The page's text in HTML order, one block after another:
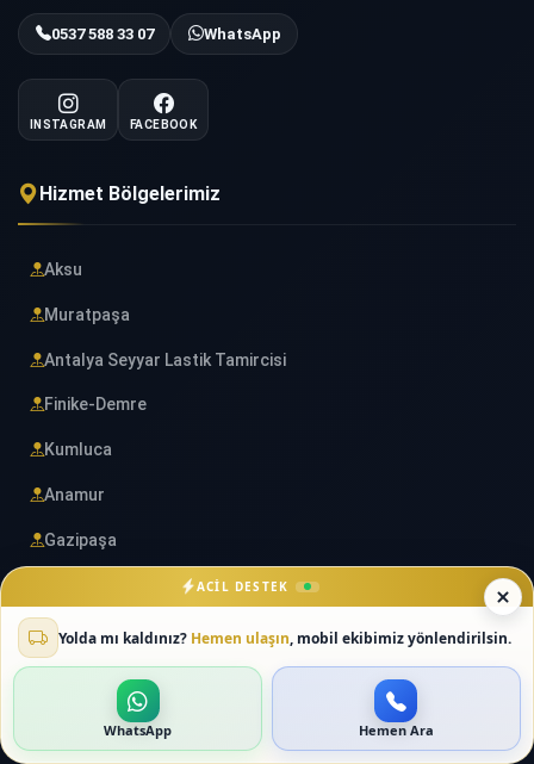
0537 588 33 07 WhatsApp
INSTAGRAM FACEBOOK
Hizmet Bölgelerimiz
Aksu
Muratpaşa
Antalya Seyyar Lastik Tamircisi
Finike-Demre
Kumluca
Anamur
Gazipaşa
Manavgat
ACIL DESTEK
Yolda mı kaldınız? Hemen ulaşın, mobil ekibimiz yönlendirilsin.
WhatsApp Hemen Ara